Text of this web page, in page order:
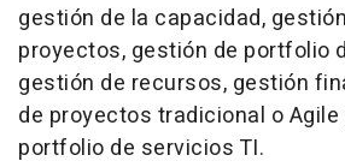
gestión de la capacidad,
proyectos, gestión de portfolio
gestión de recursos, gestión
de proyectos tradicional o
portfolio de servicios TI.